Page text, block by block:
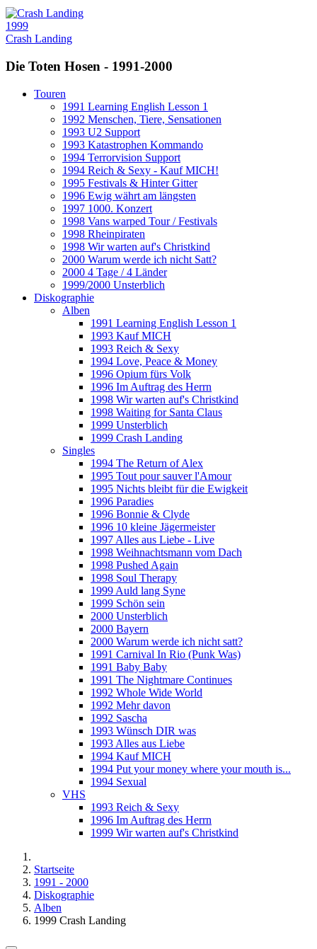
1999
Crash Landing
Die Toten Hosen - 1991-2000
Touren
1991 Learning English Lesson 1
1992 Menschen, Tiere, Sensationen
1993 U2 Support
1993 Katastrophen Kommando
1994 Terrorvision Support
1994 Reich & Sexy - Kauf MICH!
1995 Festivals & Hinter Gitter
1996 Ewig währt am längsten
1997 1000. Konzert
1998 Vans warped Tour / Festivals
1998 Rheinpiraten
1998 Wir warten auf's Christkind
2000 Warum werde ich nicht Satt?
2000 4 Tage / 4 Länder
1999/2000 Unsterblich
Diskographie
Alben
1991 Learning English Lesson 1
1993 Kauf MICH
1993 Reich & Sexy
1994 Love, Peace & Money
1996 Opium fürs Volk
1996 Im Auftrag des Herrn
1998 Wir warten auf's Christkind
1998 Waiting for Santa Claus
1999 Unsterblich
1999 Crash Landing
Singles
1994 The Return of Alex
1995 Tout pour sauver l'Amour
1995 Nichts bleibt für die Ewigkeit
1996 Paradies
1996 Bonnie & Clyde
1996 10 kleine Jägermeister
1997 Alles aus Liebe - Live
1998 Weihnachtsmann vom Dach
1998 Pushed Again
1998 Soul Therapy
1999 Auld lang Syne
1999 Schön sein
2000 Unsterblich
2000 Bayern
2000 Warum werde ich nicht satt?
1991 Carnival In Rio (Punk Was)
1991 Baby Baby
1991 The Nightmare Continues
1992 Whole Wide World
1992 Mehr davon
1992 Sascha
1993 Wünsch DIR was
1993 Alles aus Liebe
1994 Kauf MICH
1994 Put your money where your mouth is...
1994 Sexual
VHS
1993 Reich & Sexy
1996 Im Auftrag des Herrn
1999 Wir warten auf's Christkind
Startseite
1991 - 2000
Diskographie
Alben
1999 Crash Landing